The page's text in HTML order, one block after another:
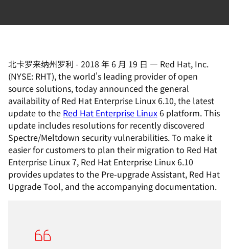
北卡罗来纳州罗利 - 2018 年 6 月 19 日 — Red Hat, Inc.
(NYSE: RHT), the world's leading provider of open
source solutions, today announced the general
availability of Red Hat Enterprise Linux 6.10, the latest
update to the Red Hat Enterprise Linux 6 platform. This
update includes resolutions for recently discovered
Spectre/Meltdown security vulnerabilities. To make it
easier for customers to plan their migration to Red Hat
Enterprise Linux 7, Red Hat Enterprise Linux 6.10
provides updates to the Pre-upgrade Assistant, Red Hat
Upgrade Tool, and the accompanying documentation.